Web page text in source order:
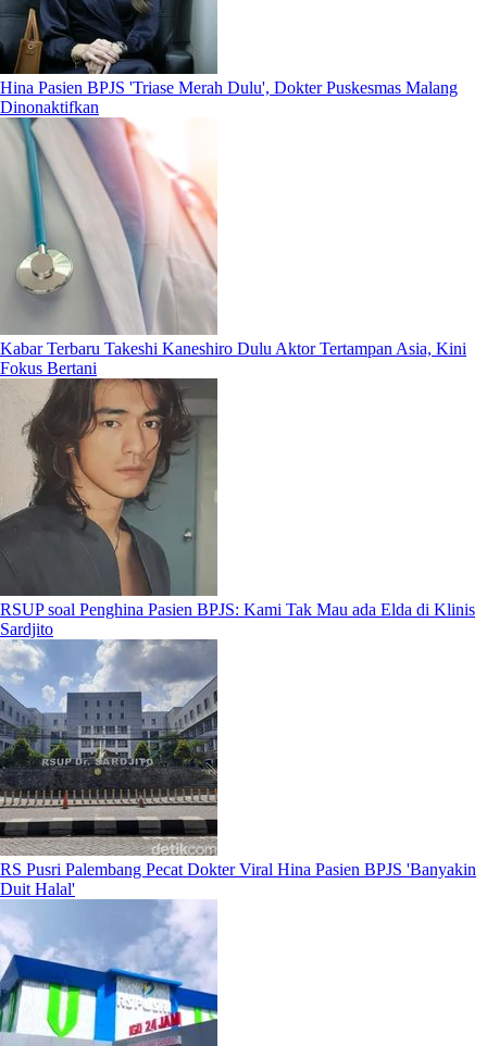
Hina Pasien BPJS 'Triase Merah Dulu', Dokter Puskesmas Malang
Dinonaktifkan
Kabar Terbaru Takeshi Kaneshiro Dulu Aktor Tertampan Asia, Kini
Fokus Bertani
RSUP soal Penghina Pasien BPJS: Kami Tak Mau ada Elda di Klinis
Sardjito
RS Pusri Palembang Pecat Dokter Viral Hina Pasien BPJS 'Banyakin
Duit Halal'